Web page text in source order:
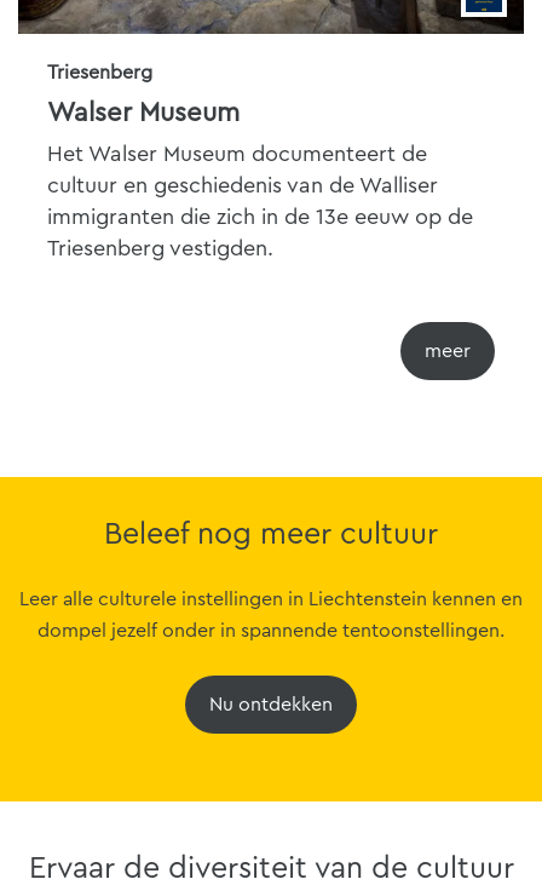
Triesenberg
Walser Museum
Het Walser Museum documenteert de
cultuur en geschiedenis van de Walliser
immigranten die zich in de 13e eeuw op de
Triesenberg vestigden.
Beleef nog meer cultuur
Leer alle culturele instellingen in Liechtenstein kennen en
dompel jezelf onder in spannende tentoonstellingen.
Nu ontdekken
Ervaar de diversiteit van de cultuur